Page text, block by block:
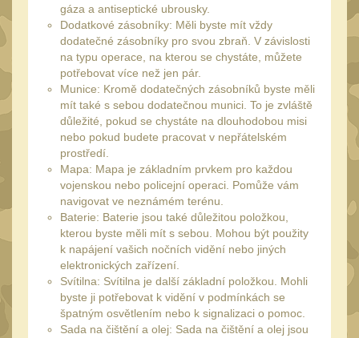
Vyhledávací svítilny5
Čelové svetlá -
čelovky4
Svítilny pro
AA/AAA/14500 Li-Ion
baterie 2
Svítilny pro 18650
baterie5
Svítilny pro
CR123A/16340 Li-Ion
baterie 3
Kapesní svítilny4
Svietidlá s magnetom 2
Potápačské svietidlá2
gáza a antiseptické ubrousky.
Dodatkové zásobníky: Měli byste mít vždy
dodatečné zásobníky pro svou zbraň. V závislosti
na typu operace, na kterou se chystáte, můžete
potřebovat více než jen pár.
Munice: Kromě dodatečných zásobníků byste měli
mít také s sebou dodatečnou munici. To je zvláště
důležité, pokud se chystáte na dlouhodobou misi
nebo pokud budete pracovat v nepřátelském
prostředí.
Mapa: Mapa je základním prvkem pro každou
vojenskou nebo policejní operaci. Pomůže vám
navigovat ve neznámém terénu.
Baterie: Baterie jsou také důležitou položkou,
kterou byste měli mít s sebou. Mohou být použity
k napájení vašich nočních vidění nebo jiných
elektronických zařízení.
Svítilna: Svítilna je další základní položkou. Mohli
byste ji potřebovat k vidění v podmínkách se
špatným osvětlením nebo k signalizaci o pomoc.
Sada na čištění a olej: Sada na čištění a olej jsou